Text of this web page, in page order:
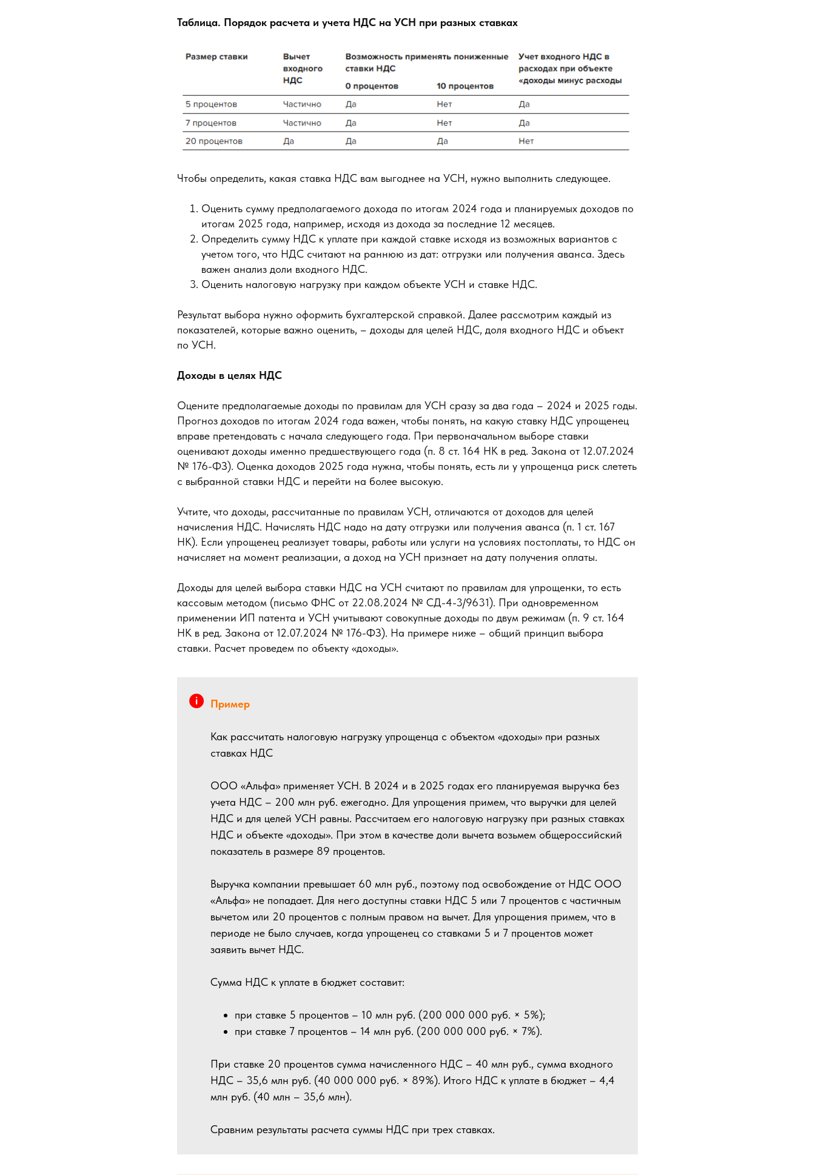
Таблица. Порядок расчета и учета НДС на УСН при разных ставках
Чтобы определить, какая ставка НДС вам выгоднее на УСН, нужно выполнить следующее.
Оценить сумму предполагаемого дохода по итогам 2024 года и планируемых доходов по
итогам 2025 года, например, исходя из дохода за последние 12 месяцев.
Определить сумму НДС к уплате при каждой ставке исходя из возможных вариантов с
учетом того, что НДС считают на раннюю из дат: отгрузки или получения аванса. Здесь
важен анализ доли входного НДС.
Оценить налоговую нагрузку при каждом объекте УСН и ставке НДС.
Результат выбора нужно оформить бухгалтерской справкой. Далее рассмотрим каждый из
показателей, которые важно оценить, – доходы для целей НДС, доля входного НДС и объект
по УСН.
Доходы в целях НДС
Оцените предполагаемые доходы по правилам для УСН сразу за два года – 2024 и 2025 годы.
Прогноз доходов по итогам 2024 года важен, чтобы понять, на какую ставку НДС упрощенец
вправе претендовать с начала следующего года. При первоначальном выборе ставки
оценивают доходы именно предшествующего года (п. 8 ст. 164 НК в ред. Закона от 12.07.2024
№ 176-ФЗ). Оценка доходов 2025 года нужна, чтобы понять, есть ли у упрощенца риск слететь
с выбранной ставки НДС и перейти на более высокую.
Учтите, что доходы, рассчитанные по правилам УСН, отличаются от доходов для целей
начисления НДС. Начислять НДС надо на дату отгрузки или получения аванса (п. 1 ст. 167
НК). Если упрощенец реализует товары, работы или услуги на условиях постоплаты, то НДС он
начисляет на момент реализации, а доход на УСН признает на дату получения оплаты.
Доходы для целей выбора ставки НДС на УСН считают по правилам для упрощенки, то есть
кассовым методом (письмо ФНС от 22.08.2024 № СД-4-3/9631). При одновременном
применении ИП патента и УСН учитывают совокупные доходы по двум режимам (п. 9 ст. 164
НК в ред. Закона от 12.07.2024 № 176-ФЗ). На примере ниже – общий принцип выбора
ставки. Расчет проведем по объекту «доходы».
Пример
Как рассчитать налоговую нагрузку упрощенца с объектом «доходы» при разных
ставках НДС
ООО «Альфа» применяет УСН. В 2024 и в 2025 годах его планируемая выручка без
учета НДС – 200 млн руб. ежегодно. Для упрощения примем, что выручки для целей
НДС и для целей УСН равны. Рассчитаем его налоговую нагрузку при разных ставках
НДС и объекте «доходы». При этом в качестве доли вычета возьмем общероссийский
показатель в размере 89 процентов.
Выручка компании превышает 60 млн руб., поэтому под освобождение от НДС ООО
«Альфа» не попадает. Для него доступны ставки НДС 5 или 7 процентов с частичным
вычетом или 20 процентов с полным правом на вычет. Для упрощения примем, что в
периоде не было случаев, когда упрощенец со ставками 5 и 7 процентов может
заявить вычет НДС.
Сумма НДС к уплате в бюджет составит:
при ставке 5 процентов – 10 млн руб. (200 000 000 руб. × 5%);
при ставке 7 процентов – 14 млн руб. (200 000 000 руб. × 7%).
При ставке 20 процентов сумма начисленного НДС – 40 млн руб., сумма входного
НДС – 35,6 млн руб. (40 000 000 руб. × 89%). Итого НДС к уплате в бюджет – 4,4
млн руб. (40 млн – 35,6 млн).
Сравним результаты расчета суммы НДС при трех ставках.